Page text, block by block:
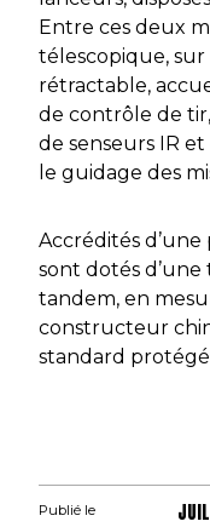
Entre ces deux
télescopique,
rétractable,
de contrôle de
de senseurs IR
le guidage des
Accrédités d’une
sont dotés
tandem, en
constructeur
standard
Publié le